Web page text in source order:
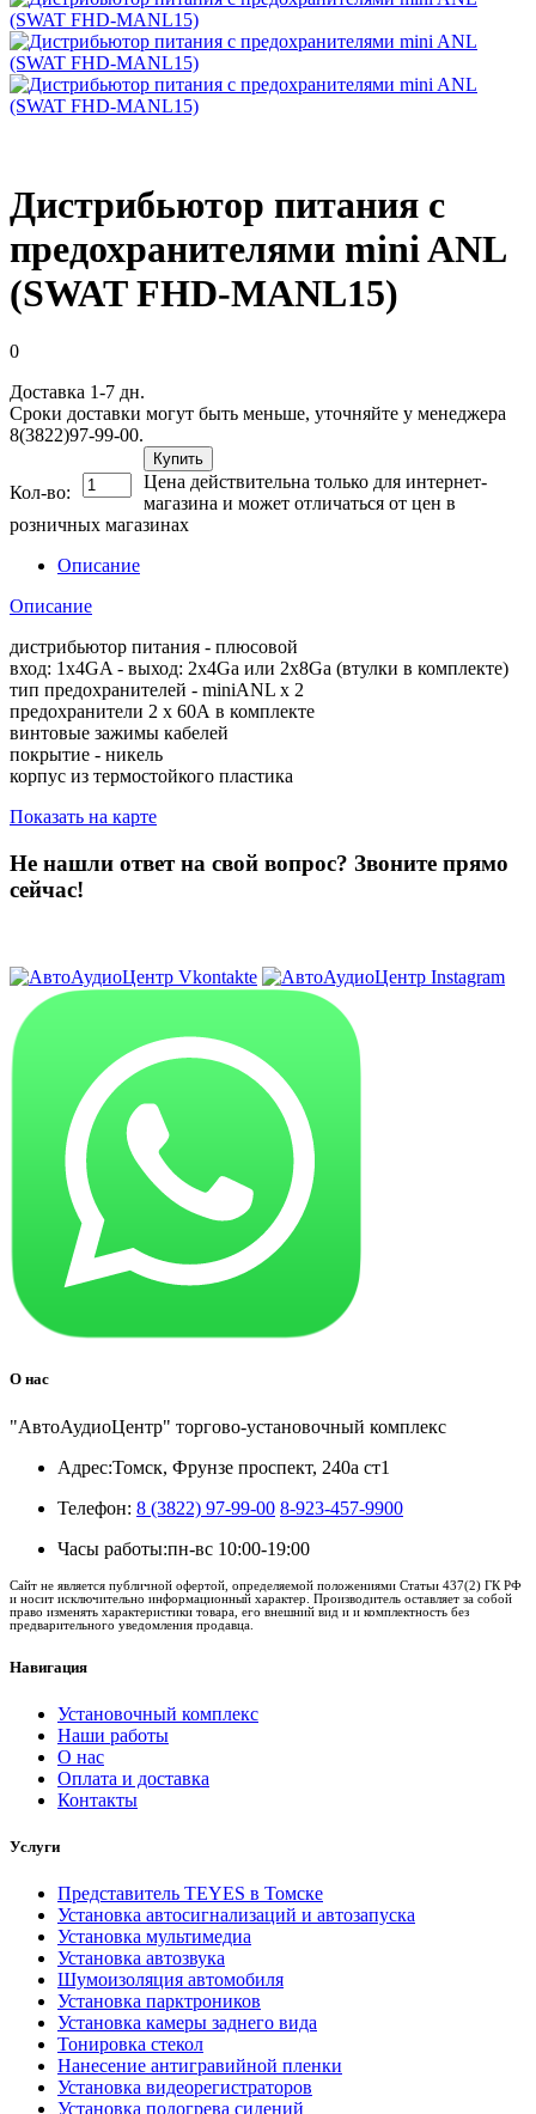
Дистрибьютор питания с
предохранителями mini ANL
(SWAT FHD-MANL15)
0
Доставка 1-7 дн.
Сроки доставки могут быть меньше, уточняйте у менеджера
8(3822)97-99-00.
Кол-во:
Купить
Цена действительна только для интернет-
магазина и может отличаться от цен в
розничных магазинах
Описание
Описание
дистрибьютор питания - плюсовой
вход: 1х4GA - выход: 2х4Ga или 2х8Ga (втулки в комплекте)
тип предохранителей - miniANL х 2
предохранители 2 х 60А в комплекте
винтовые зажимы кабелей
покрытие - никель
корпус из термостойкого пластика
Показать на карте
Не нашли ответ на свой вопрос? Звоните прямо
сейчас!
О нас
"АвтоАудиоЦентр" торгово-установочный комплекс
Адрес:Томск, Фрунзе проспект, 240а ст1
Телефон: 8 (3822) 97-99-00 8-923-457-9900
Часы работы:пн-вс 10:00-19:00
Сайт не является публичной офертой, определяемой положениями Статьи 437(2) ГК РФ
и носит исключительно информационный характер. Производитель оставляет за собой
право изменять характеристики товара, его внешний вид и и комплектность без
предварительного уведомления продавца.
Навигация
Установочный комплекс
Наши работы
О нас
Оплата и доставка
Контакты
Услуги
Представитель TEYES в Томске
Установка автосигнализаций и автозапуска
Установка мультимедиа
Установка автозвука
Шумоизоляция автомобиля
Установка парктроников
Установка камеры заднего вида
Тонировка стекол
Нанесение антигравийной пленки
Установка видеорегистраторов
Установка подогрева сидений